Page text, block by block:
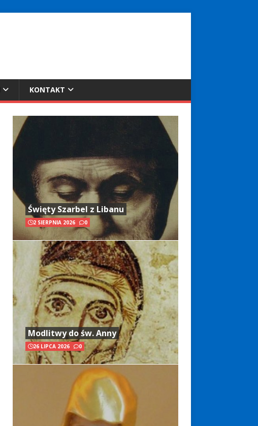
KONTAKT
Święty Szarbel z Libanu
2 SIERPNIA 2026 0
Modlitwy do św. Anny
26 LIPCA 2026 0